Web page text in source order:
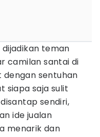
teman
camilan santai di
dengan sentuhan
siapa saja sulit
sendiri,
ide jualan
menarik dan